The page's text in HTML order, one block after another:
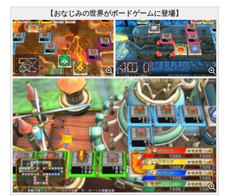
【おなじみの世界がボードゲームに登場】